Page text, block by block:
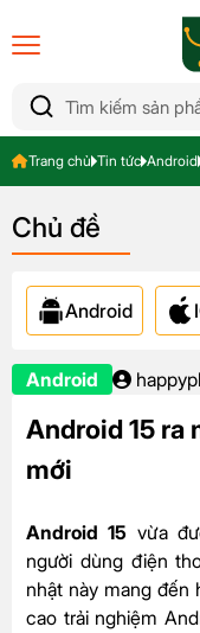
Trang chủ Tin tức Android
Chủ đề
Android
Android
Android 15 ra
mới
Android 15 vừa
người dùng điện
nhật này mang đến
cao trải nghiệm